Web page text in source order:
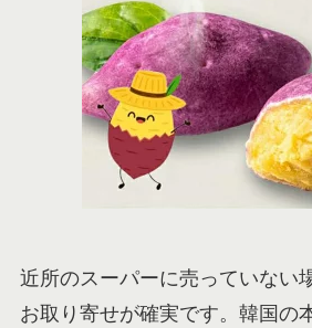
近所のスーパーに売っていない
お取り寄せが確実です。韓国の